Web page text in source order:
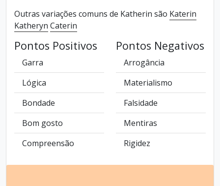
Outras variações comuns de Katherin são Katerin
Katheryn Caterin
Pontos Positivos
Garra
Lógica
Bondade
Bom gosto
Compreensão
Pontos Negativos
Arrogância
Materialismo
Falsidade
Mentiras
Rigidez